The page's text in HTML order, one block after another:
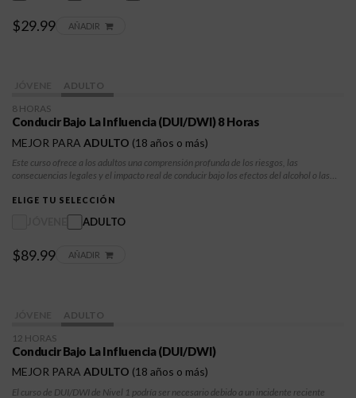
$29.99 AÑADIR
ADULTO
8 HORAS
Conducir Bajo La Influencia (DUI/DWI) 8 Horas
MEJOR PARA ADULTO (18 años o más)
Este curso ofrece a los adultos una comprensión profunda de los riesgos, las
consecuencias legales y el impacto real de conducir bajo los efectos del alcohol o las
estrategias para prevenir futuros incidentes.
ELIGE TU SELECCIÓN
ADULTO
$89.99 AÑADIR
ADULTO
12 HORAS
Conducir Bajo La Influencia (DUI/DWI)
MEJOR PARA ADULTO (18 años o más)
El curso de DUI/DWI de Nivel 1 podría ser necesario debido a un incidente reciente